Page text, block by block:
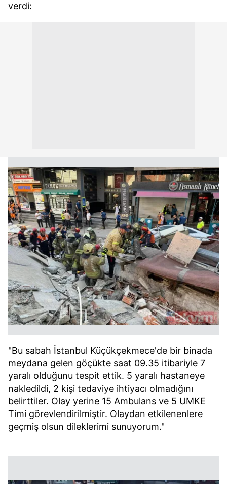
verdi:
"Bu sabah İstanbul Küçükçekmece'de bir binada
meydana gelen göçükte saat 09.35 itibariyle 7
yaralı olduğunu tespit ettik. 5 yaralı hastaneye
nakledildi, 2 kişi tedaviye ihtiyacı olmadığını
belirttiler. Olay yerine 15 Ambulans ve 5 UMKE
Timi görevlendirilmiştir. Olaydan etkilenenlere
geçmiş olsun dileklerimi sunuyorum."